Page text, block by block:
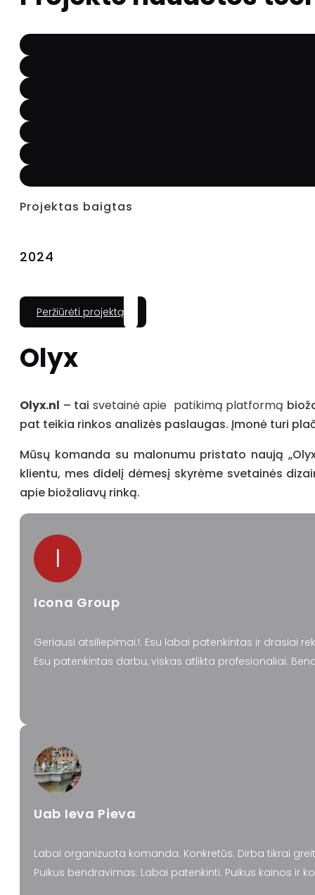
Projektas baigtas
2024
Peržiūrėti projektą
Olyx
Olyx.nl – tai svetainė apie patikimą platformą
pat teikia rinkos analizės paslaugas. Įmonė turi
Mūsų komanda su malonumu pristato naują
klientu, mes didelį dėmesį skyrėme svetainės
apie biožaliavų rinką.
I
Icona Group
Geriausi atsiliepimai.!. Esu labai patenkintas ir drasiai
Esu patenkintas darbu, viskas atlikta profesionaliai.
Uab Ieva Pieva
Labai organizuota komanda. Konkretūs. Dirba tikrai
Puikus bendravimas. Labai patenkinti. Puikus kainos ir